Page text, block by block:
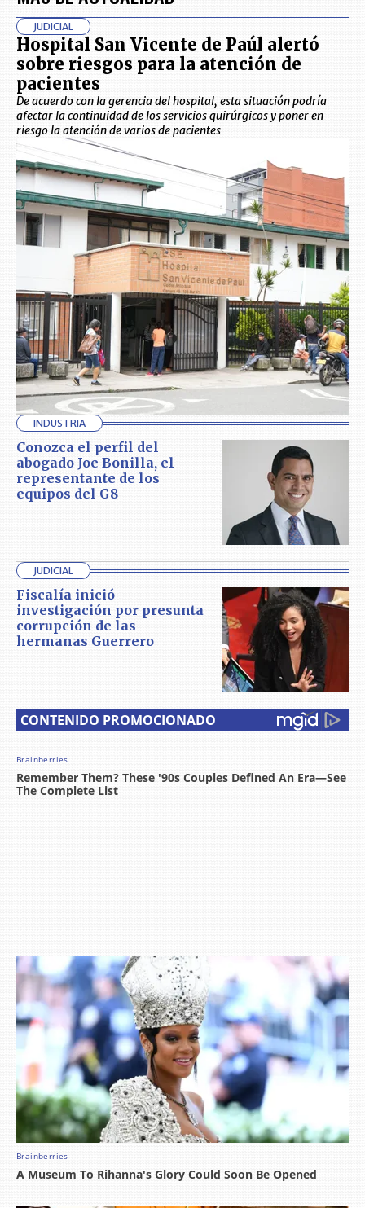
JUDICIAL
Hospital San Vicente de Paúl alertó
sobre riesgos para la atención de
pacientes
De acuerdo con la gerencia del hospital, esta situación podría
afectar la continuidad de los servicios quirúrgicos y poner en
riesgo la atención de varios de pacientes
INDUSTRIA
Conozca el perfil del
abogado Joe Bonilla, el
representante de los
equipos del G8
JUDICIAL
Fiscalía inició
investigación por presunta
corrupción de las
hermanas Guerrero